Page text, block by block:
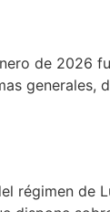
de 2026
generales,
régimen de